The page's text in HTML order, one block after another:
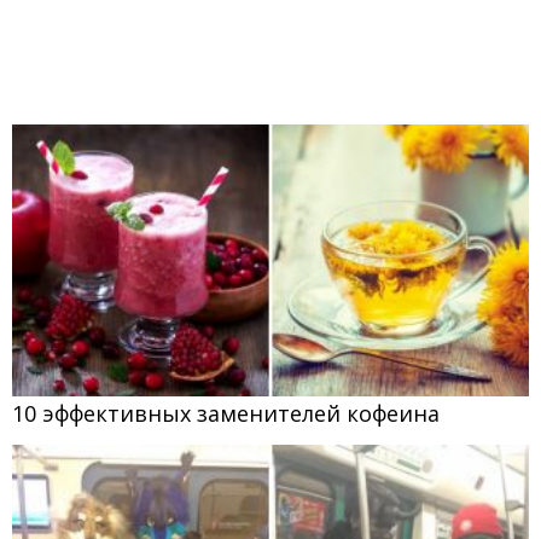
10 эффективных заменителей кофеина